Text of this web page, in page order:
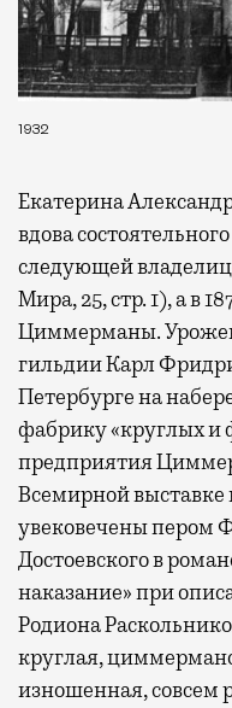
1932
Екатерина
вдова
следующей
Мира, 25, стр. 1), а в
Циммерманы.
гильдии Карл
Петербурге на
фабрику «круглых
предприятия
Всемирной
увековечены пером
Достоевского в
наказание» при
Родиона
круглая,
изношенная, совсем